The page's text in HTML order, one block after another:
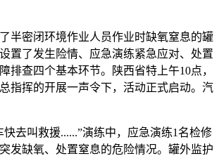
半密闭环境作业人员作业时缺氧窒息的罐
置了发生险情、应急演练紧急应对、处置
排查四个基本环节。陕西省特上午10点，
指挥的开展一声令下，活动正式启动。汽
去叫救援......”演练中，应急演练1名检修
发缺氧、处置窒息的危险情况。罐外监护